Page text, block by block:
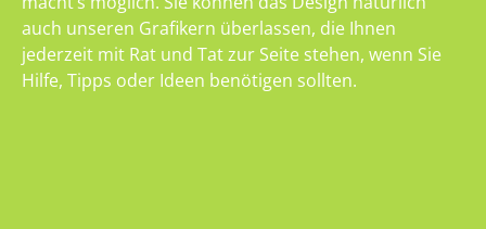
auch unseren Grafikern überlassen, die Ihnen
jederzeit mit Rat und Tat zur Seite stehen, wenn Sie
Hilfe, Tipps oder Ideen benötigen sollten.